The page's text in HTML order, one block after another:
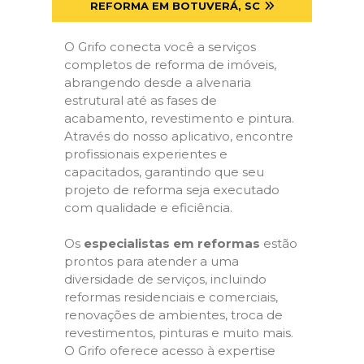
REFORMA EM BOTUVERÁ, SC
O Grifo conecta você a serviços
completos de reforma de imóveis,
abrangendo desde a alvenaria
estrutural até as fases de
acabamento, revestimento e pintura.
Através do nosso aplicativo, encontre
profissionais experientes e
capacitados, garantindo que seu
projeto de reforma seja executado
com qualidade e eficiência.
Os especialistas em reformas estão
prontos para atender a uma
diversidade de serviços, incluindo
reformas residenciais e comerciais,
renovações de ambientes, troca de
revestimentos, pinturas e muito mais.
O Grifo oferece acesso à expertise